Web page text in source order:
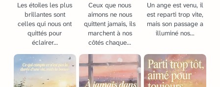
Les étoiles les plus
brillantes sont
celles qui nous ont
quittés pour
éclairer...
Ceux que nous
aimons ne nous
quittent jamais, ils
marchent à nos
côtés chaque...
Un ange est venu, il
est reparti trop vite,
mais son passage a
illuminé nos...